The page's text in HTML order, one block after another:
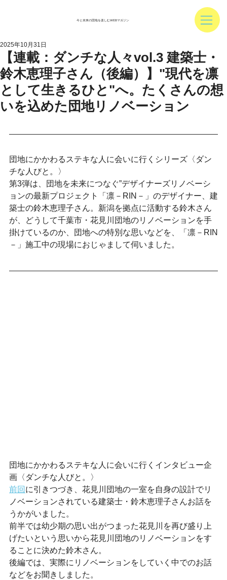
今と未来の団地を楽しむWEBマガジン
【連載：ダンチな人々vol.3 建築士・
鈴木恵理子さん（後編）】"現代を凛
として生きるひと"へ。たくさんの想
いを込めた団地リノベーション
2025年10月31日
団地にかかわるステキな人に会いに行くシリーズ〈ダン
チな人びと。〉
第3弾は、
団地を未来につなぐ”デザイナーズリノベーシ
ョンの最新プロジェクト「凛－RIN－」のデザイナー、建
築士の鈴木恵理子さん。新潟を拠点に活動する鈴木さん
が、どうして千葉市・花見川団地のリノベーションを手
掛けているのか、団地への特別な思いなどを、「凛－RIN
－」施工中の現場におじゃまして伺いました。
団地にかかわるステキな人に会いに行くインタビュー企
画〈ダンチな人びと。〉
前回 に引きつづき、花見川団地の一室を自身の設計でリ
ノベーションされている建築士・鈴木恵理子さんお話を
うかがいました。
前半では幼少期の思い出がつまった花見川を再び盛り上
げたいという思いから花見川団地のリノベーションをす
ることに決めた鈴木さん。
後編では、実際にリノベーションをしていく中でのお話
などをお聞きしました。